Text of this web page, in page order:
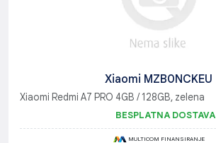
Xiaomi MZB0NCKEU
Xiaomi Redmi A7 PRO 4GB / 128GB, zelena
BESPLATNA DOSTAVA
MULTICOM FINANSIRANJE